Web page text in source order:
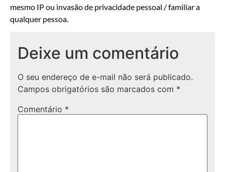
mesmo IP ou invasão de privacidade pessoal / familiar a
qualquer pessoa.
Deixe um comentário
O seu endereço de e-mail não será publicado.
Campos obrigatórios são marcados com *
Comentário *